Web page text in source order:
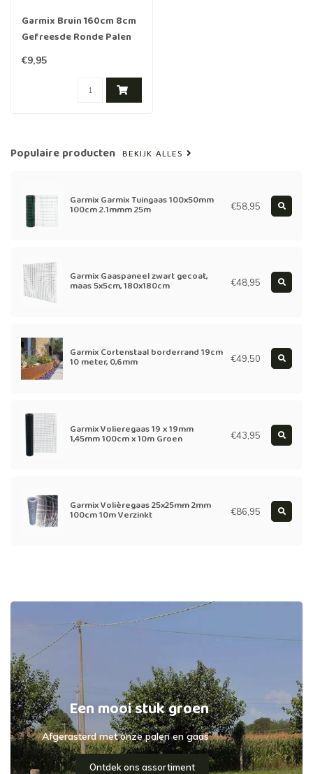
Garmix Bruin 160cm 8cm
Gefreesde Ronde Palen
Hout Geimpregneerd
€9,95
Populaire producten BEKIJK ALLES
Garmix Garmix Tuingaas 100x50mm
100cm 2.1mmm 25m €58,95
Garmix Gaaspaneel zwart gecoat,
maas 5x5cm, 180x180cm €48,95
Garmix Cortenstaal borderrand 19cm
10 meter, 0,6mm €49,50
Garmix Volieregaas 19 x 19mm
1,45mm 100cm x 10m Groen €43,95
Garmix Volièregaas 25x25mm 2mm
100cm 10m Verzinkt €86,95
Een mooi stuk groen
Afgerasterd met onze palen en gaas
Ontdek ons assortiment